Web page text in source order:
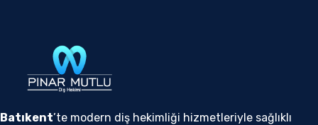
Batıkent’te modern diş hekimliği hizmetleriyle sağlıklı